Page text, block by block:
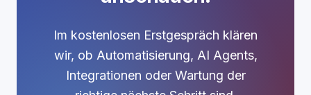
Im kostenlosen Erstgespräch klären
wir, ob Automatisierung, AI Agents,
Integrationen oder Wartung der